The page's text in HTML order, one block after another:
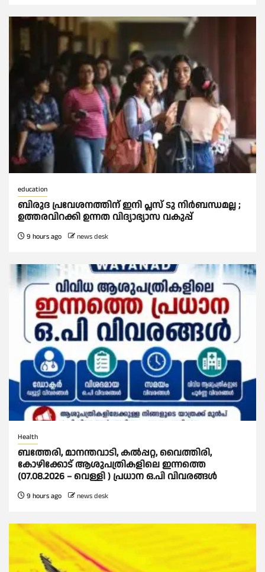
education
ബിരുദ പ്രവേശനത്തിന് ഇനി പ്ലസ് ടു നിര്‍ബന്ധമല്ല ;
ഉത്തരവിറക്കി ഉന്നത വിദ്യാഭ്യാസ വകുപ്പ്
9 hours ago news desk
Health
ബത്തേരി, മാനന്തവാടി, കൽപ്പറ്റ, വൈത്തിരി,
കോഴിക്കോട് ആശുപത്രികളിലെ ഇന്നത്തെ
(07.08.2026 – വെള്ളി ) പ്രധാന ഒ.പി വിവരങ്ങൾ
9 hours ago news desk